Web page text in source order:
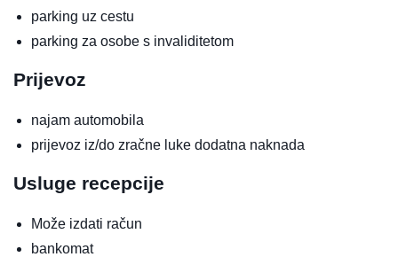
parking uz cestu
parking za osobe s invaliditetom
Prijevoz
najam automobila
prijevoz iz/do zračne luke dodatna naknada
Usluge recepcije
Može izdati račun
bankomat